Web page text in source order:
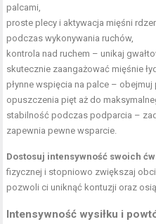
palcami,
proste plecy i aktywacja mięśni
podczas wykonywania ruchów,
kontrola nad ruchem – unikaj
skutecznie zaangażować mięśnie
płynne wspięcia na palce –
opuszczenia pięt aż do
stabilność podczas podparcia –
zapewnia pewne wsparcie.
Dostosuj intensywność swoich
fizycznej i stopniowo zwiększaj
pozwoli ci uniknąć kontuzji oraz
Intensywność wysiłku i